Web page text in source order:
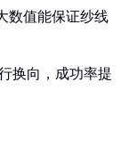
数值能保证纱线
换向，成功率提